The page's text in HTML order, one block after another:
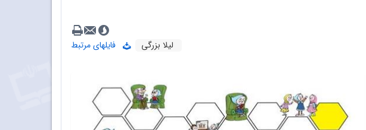
لیلا بزرگی
فایلهای مرتبط